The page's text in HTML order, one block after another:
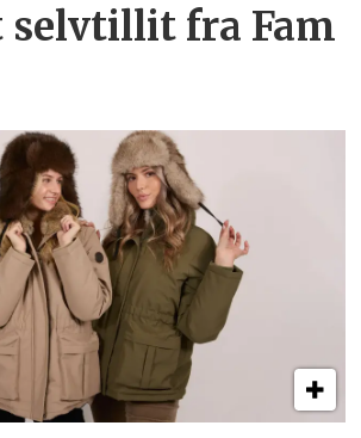
fra Fam